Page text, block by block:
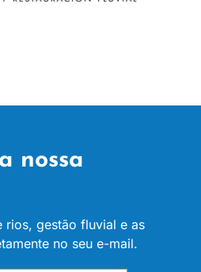
nossa
rios, gestão fluvial e as
no seu e-mail.